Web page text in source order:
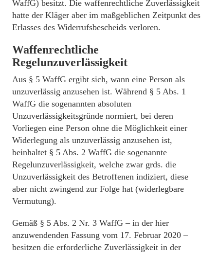
WaffG) besitzt. Die waffenrechtliche Zuverlässigkeit
hatte der Kläger aber im maßgeblichen Zeitpunkt des
Erlasses des Widerrufsbescheids verloren.
Waffenrechtliche
Regelunzuverlässigkeit
Aus § 5 WaffG ergibt sich, wann eine Person als
unzuverlässig anzusehen ist. Während § 5 Abs. 1
WaffG die sogenannten absoluten
Unzuverlässigkeitsgründe normiert, bei deren
Vorliegen eine Person ohne die Möglichkeit einer
Widerlegung als unzuverlässig anzusehen ist,
beinhaltet § 5 Abs. 2 WaffG die sogenannte
Regelunzuverlässigkeit, welche zwar grds. die
Unzuverlässigkeit des Betroffenen indiziert, diese
aber nicht zwingend zur Folge hat (widerlegbare
Vermutung).
Gemäß § 5 Abs. 2 Nr. 3 WaffG – in der hier
anzuwendenden Fassung vom 17. Februar 2020 –
besitzen die erforderliche Zuverlässigkeit in der